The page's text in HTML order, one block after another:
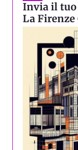
Invia il
La Firenze